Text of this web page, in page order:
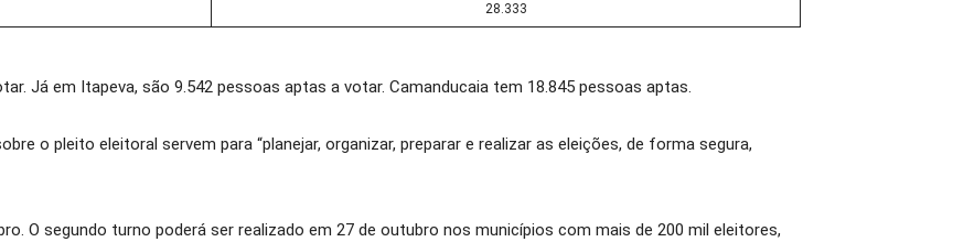
28.333
Já em Itapeva, são 9.542 pessoas aptas a votar. Camanducaia tem 18.845 pessoas aptas.
o pleito eleitoral servem para “planejar, organizar, preparar e realizar as eleições, de forma segura,
O segundo turno poderá ser realizado em 27 de outubro nos municípios com mais de 200 mil eleitores,